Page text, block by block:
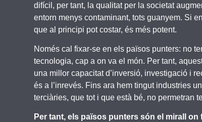
difícil, per tant, la qualitat per la societat
entorn menys contaminant, tots guanyem. Si
que al principi pot costar, és més potent.
Només cal fixar-se en els països punters: no
tecnologia, cap a on va el món. Per tant,
una millor capacitat d’inversió, investigació i
és a l’inrevés. Fins ara hem tingut industries
terciàries, que tot i que està bé, no permetran
Per tant, els països punters són el mirall